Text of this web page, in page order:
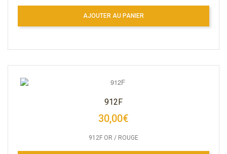
AJOUTER AU PANIER
912F
30,00€
912F OR / ROUGE